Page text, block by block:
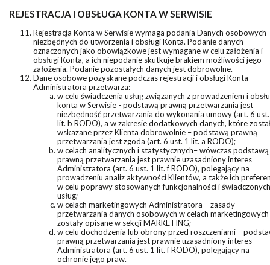
REJESTRACJA I OBSŁUGA KONTA W SERWISIE
Rejestracja Konta w Serwisie wymaga podania Danych osobowych
niezbędnych do utworzenia i obsługi Konta. Podanie danych
oznaczonych jako obowiązkowe jest wymagane w celu założenia i
obsługi Konta, a ich niepodanie skutkuje brakiem możliwości jego
założenia. Podanie pozostałych danych jest dobrowolne.
Dane osobowe pozyskane podczas rejestracji i obsługi Konta
Administratora przetwarza:
w celu świadczenia usług związanych z prowadzeniem i
konta w Serwisie - podstawą prawną przetwarzania jest
niezbędność przetwarzania do wykonania umowy (art. 6
lit. b RODO), a w zakresie dodatkowych danych, które
wskazane przez Klienta dobrowolnie – podstawą prawną
przetwarzania jest zgoda (art. 6 ust. 1 lit. a RODO);
w celach analitycznych i statystycznych– wówczas podstawą
prawną przetwarzania jest prawnie uzasadniony interes
Administratora (art. 6 ust. 1 lit. f RODO), polegający na
prowadzeniu analiz aktywności Klientów, a także ich
w celu poprawy stosowanych funkcjonalności i świadczonych
usług;
w celach marketingowych Administratora – zasady
przetwarzania danych osobowych w celach marketingowych
zostały opisane w sekcji MARKETING;
w celu dochodzenia lub obrony przed roszczeniami –
prawną przetwarzania jest prawnie uzasadniony interes
Administratora (art. 6 ust. 1 lit. f RODO), polegający na
ochronie jego praw.